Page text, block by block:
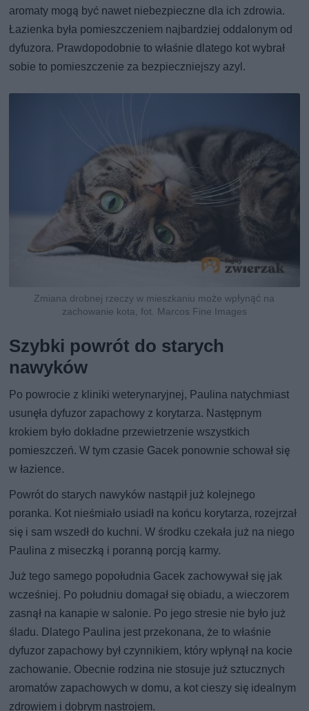
aromaty mogą być nawet niebezpieczne dla ich zdrowia.
Łazienka była pomieszczeniem najbardziej oddalonym od
dyfuzora. Prawdopodobnie to właśnie dlatego kot wybrał
sobie to pomieszczenie za bezpieczniejszy azyl.
Zmiana drobnej rzeczy w mieszkaniu może wpłynąć na
zachowanie kota, fot. Marcos Fine Images
Szybki powrót do starych
nawyków
Po powrocie z kliniki weterynaryjnej, Paulina natychmiast
usunęła dyfuzor zapachowy z korytarza. Następnym
krokiem było dokładne przewietrzenie wszystkich
pomieszczeń. W tym czasie Gacek ponownie schował się
w łazience.
Powrót do starych nawyków nastąpił już kolejnego
poranka. Kot nieśmiało usiadł na końcu korytarza, rozejrzał
się i sam wszedł do kuchni. W środku czekała już na niego
Paulina z miseczką i poranną porcją karmy.
Już tego samego popołudnia Gacek zachowywał się jak
wcześniej. Po południu domagał się obiadu, a wieczorem
zasnął na kanapie w salonie. Po jego stresie nie było już
śladu. Dlatego Paulina jest przekonana, że to właśnie
dyfuzor zapachowy był czynnikiem, który wpłynął na kocie
zachowanie. Obecnie rodzina nie stosuje już sztucznych
aromatów zapachowych w domu, a kot cieszy się idealnym
zdrowiem i dobrym nastrojem.